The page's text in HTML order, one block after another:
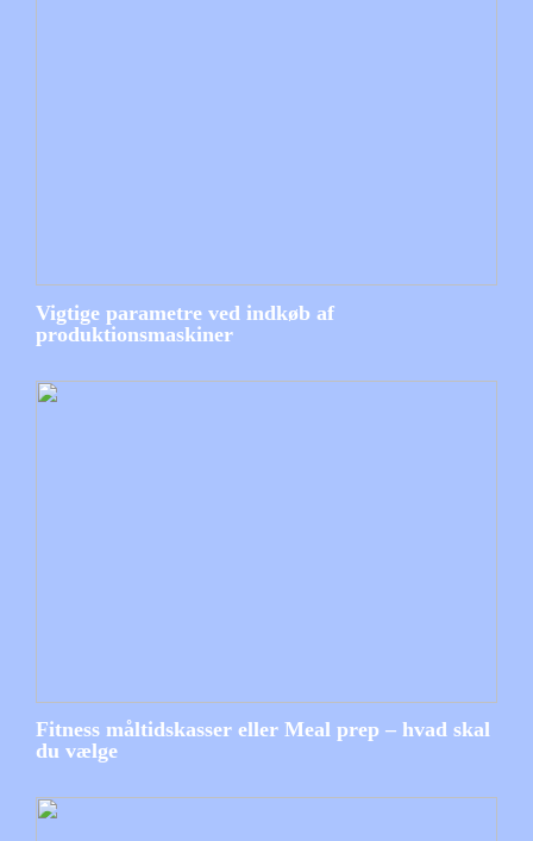
Vigtige parametre ved indkøb af
produktionsmaskiner
Fitness måltidskasser eller Meal prep – hvad skal
du vælge